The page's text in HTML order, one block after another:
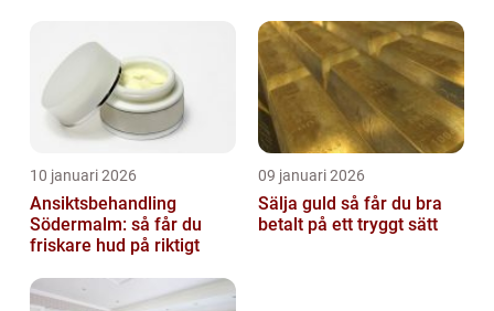
10 januari 2026
Ansiktsbehandling
Södermalm: så får du
friskare hud på riktigt
09 januari 2026
Sälja guld så får du bra
betalt på ett tryggt sätt